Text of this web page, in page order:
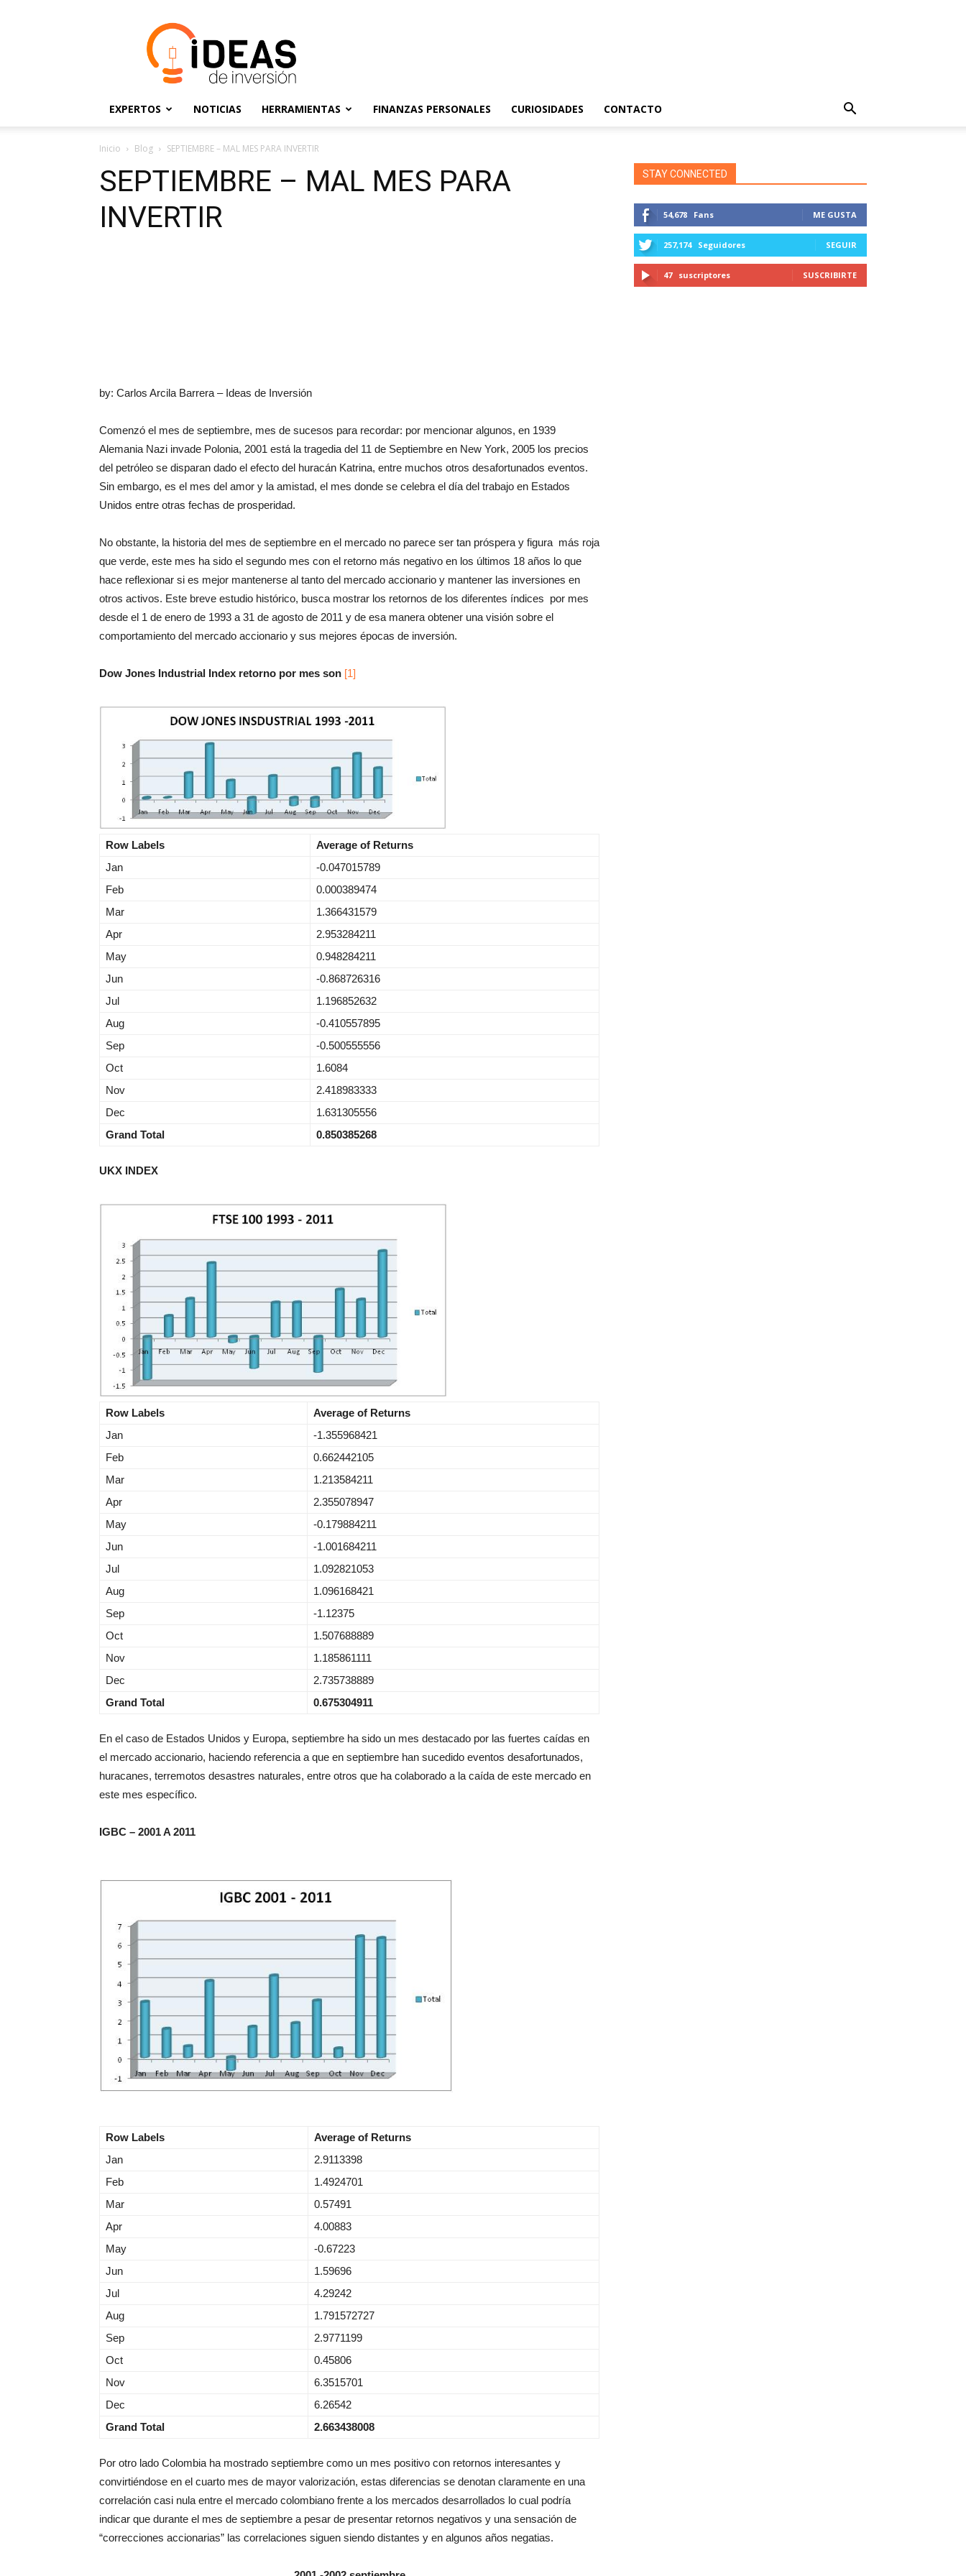
Ideas
de
Inversión
EXPERTOS NOTICIAS HERRAMIENTAS FINANZAS PERSONALES CURIOSIDADES CONTACTO
Inicio Blog SEPTIEMBRE – MAL MES PARA INVERTIR
SEPTIEMBRE – MAL MES PARA
INVERTIR
by: Carlos Arcila Barrera – Ideas de Inversión
Comenzó el mes de septiembre, mes de sucesos para recordar: por mencionar algunos, en 1939
Alemania Nazi invade Polonia, 2001 está la tragedia del 11 de Septiembre en New York, 2005 los precios
del petróleo se disparan dado el efecto del huracán Katrina, entre muchos otros desafortunados eventos.
Sin embargo, es el mes del amor y la amistad, el mes donde se celebra el día del trabajo en Estados
Unidos entre otras fechas de prosperidad.
No obstante, la historia del mes de septiembre en el mercado no parece ser tan próspera y figura más roja
que verde, este mes ha sido el segundo mes con el retorno más negativo en los últimos 18 años lo que
hace reflexionar si es mejor mantenerse al tanto del mercado accionario y mantener las inversiones en
otros activos. Este breve estudio histórico, busca mostrar los retornos de los diferentes índices por mes
desde el 1 de enero de 1993 a 31 de agosto de 2011 y de esa manera obtener una visión sobre el
comportamiento del mercado accionario y sus mejores épocas de inversión.
Dow Jones Industrial Index retorno por mes son [1]
Row Labels
Average of Returns
Jan
-0.047015789
Feb
0.000389474
Mar
1.366431579
Apr
2.953284211
May
0.948284211
Jun
-0.868726316
Jul
1.196852632
Aug
-0.410557895
Sep
-0.500555556
Oct
1.6084
Nov
2.418983333
Dec
1.631305556
Grand Total
0.850385268
UKX INDEX
Row Labels
Average of Returns
Jan
-1.355968421
Feb
0.662442105
Mar
1.213584211
Apr
2.355078947
May
-0.179884211
Jun
-1.001684211
Jul
1.092821053
Aug
1.096168421
Sep
-1.12375
Oct
1.507688889
Nov
1.185861111
Dec
2.735738889
Grand Total
0.675304911
En el caso de Estados Unidos y Europa, septiembre ha sido un mes destacado por las fuertes caídas en
el mercado accionario, haciendo referencia a que en septiembre han sucedido eventos desafortunados,
huracanes, terremotos desastres naturales, entre otros que ha colaborado a la caída de este mercado en
este mes específico.
IGBC – 2001 A 2011
Row Labels
Average of Returns
Jan
2.9113398
Feb
1.4924701
Mar
0.57491
Apr
4.00883
May
-0.67223
Jun
1.59696
Jul
4.29242
Aug
1.791572727
Sep
2.9771199
Oct
0.45806
Nov
6.3515701
Dec
6.26542
Grand Total
2.663438008
Por otro lado Colombia ha mostrado septiembre como un mes positivo con retornos interesantes y
convirtiéndose en el cuarto mes de mayor valorización, estas diferencias se denotan claramente en una
correlación casi nula entre el mercado colombiano frente a los mercados desarrollados lo cual podría
indicar que durante el mes de septiembre a pesar de presentar retornos negativos y una sensación de
“correcciones accionarias” las correlaciones siguen siendo distantes y en algunos años negatias.
STAY CONNECTED
54,678 Fans ME GUSTA
257,174 Seguidores SEGUIR
47 suscriptores SUSCRIBIRTE